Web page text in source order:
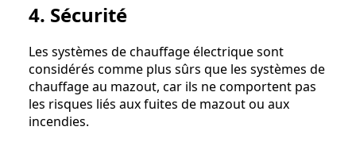
4. Sécurité
Les systèmes de chauffage électrique sont
considérés comme plus sûrs que les systèmes de
chauffage au mazout, car ils ne comportent pas
les risques liés aux fuites de mazout ou aux
incendies.